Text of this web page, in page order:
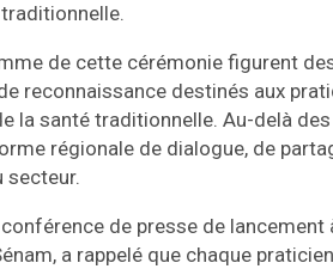
de cette cérémonie figurent
reconnaissance destinés aux
la santé traditionnelle. Au-delà
régionale de dialogue, de
secteur.
de presse de lancement
a rappelé que chaque